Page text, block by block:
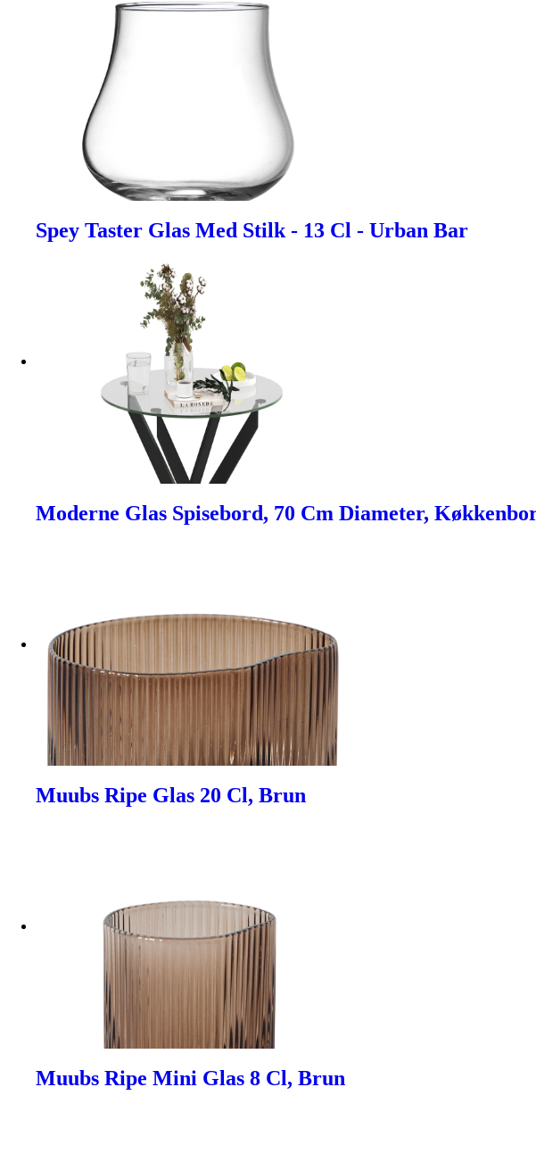
Spey Taster Glas Med Stilk - 13 Cl - Urban Bar
Moderne Glas Spisebord, 70 Cm Diameter,
Muubs Ripe Glas 20 Cl, Brun
Muubs Ripe Mini Glas 8 Cl, Brun